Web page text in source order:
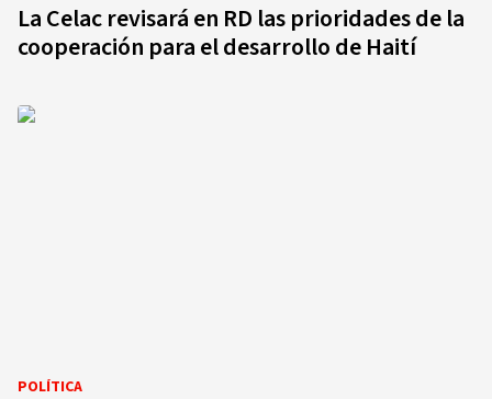
La Celac revisará en RD las prioridades de la
cooperación para el desarrollo de Haití
POLÍTICA